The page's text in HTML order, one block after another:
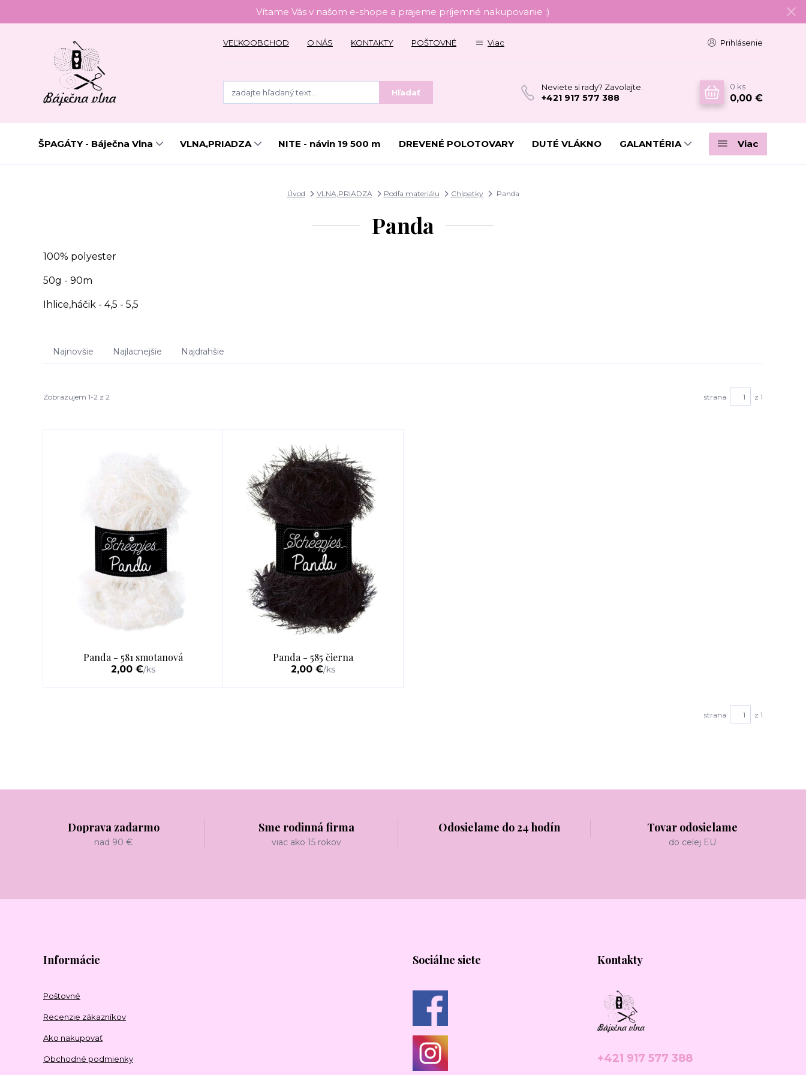
Vítame Vás v našom e-shope a prajeme príjemné nakupovanie :)
VEĽKOOBCHOD O NÁS KONTAKTY POŠTOVNÉ Viac Prihlásenie
Hľadať
Neviete si rady? Zavolajte.
+421 917 577 388
0 ks
0,00 €
ŠPAGÁTY - Báječna Vlna VLNA,PRIADZA NITE - návin 19 500 m DREVENÉ POLOTOVARY DUTÉ VLÁKNO GALANTÉRIA Viac
Úvod VLNA,PRIADZA Podľa materiálu Chlpatky Panda
Panda
100% polyester
50g - 90m
Ihlice,háčik - 4,5 - 5,5
Najnovšie Najlacnejšie Najdrahšie
Zobrazujem 1-2 z 2 strana z 1
Panda - 581 smotanová
2,00 €/ks
Panda - 585 čierna
2,00 €/ks
strana z 1
Doprava zadarmo
nad 90 €
Sme rodinná firma
viac ako 15 rokov
Odosielame do 24 hodín Tovar odosielame
do celej EU
Informácie
Poštovné
Recenzie zákazníkov
Ako nakupovať
Obchodné podmienky
Sociálne siete Kontakty
+421 917 577 388